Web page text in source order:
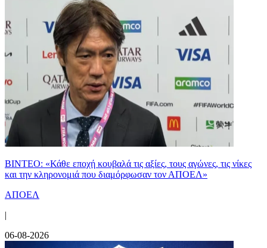
ΒΙΝΤΕΟ: «Κάθε εποχή κουβαλά τις αξίες, τους αγώνες, τις νίκες
και την κληρονομιά που διαμόρφωσαν τον ΑΠΟΕΛ»
ΑΠΟΕΛ
|
06-08-2026